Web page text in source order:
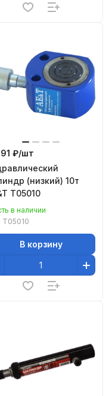
₽/шт
(низкий) 10т
T05010
в наличии
T05010
В корзину